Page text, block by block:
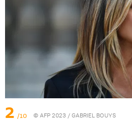
2 /10 © AFP 2023 / GABRIEL BOUYS